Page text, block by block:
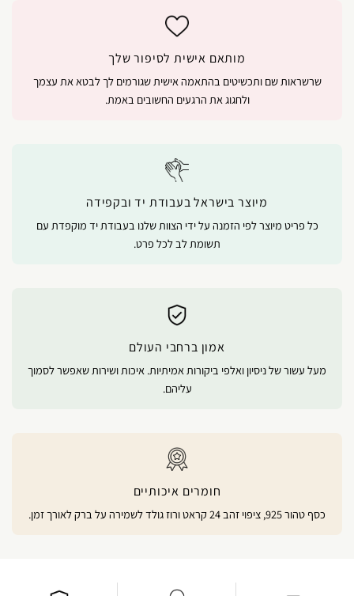
מותאם אישית לסיפור שלך
שרשראות שם ותכשיטים בהתאמה אישית שגורמים לך לבטא את עצמך
ולחגוג את הרגעים החשובים באמת.
מיוצר בישראל בעבודת יד ובקפידה
כל פריט מיוצר לפי הזמנה על ידי הצוות שלנו בעבודת יד מוקפדת עם
תשומת לב לכל פרט.
אמון ברחבי העולם
מעל עשור של ניסיון ואלפי ביקורות אמיתיות. איכות ושירות שאפשר לסמוך
עליהם.
חומרים איכותיים
כסף טהור 925, ציפוי זהב 24 קראט ורוז גולד לשמירה על ברק לאורך זמן.